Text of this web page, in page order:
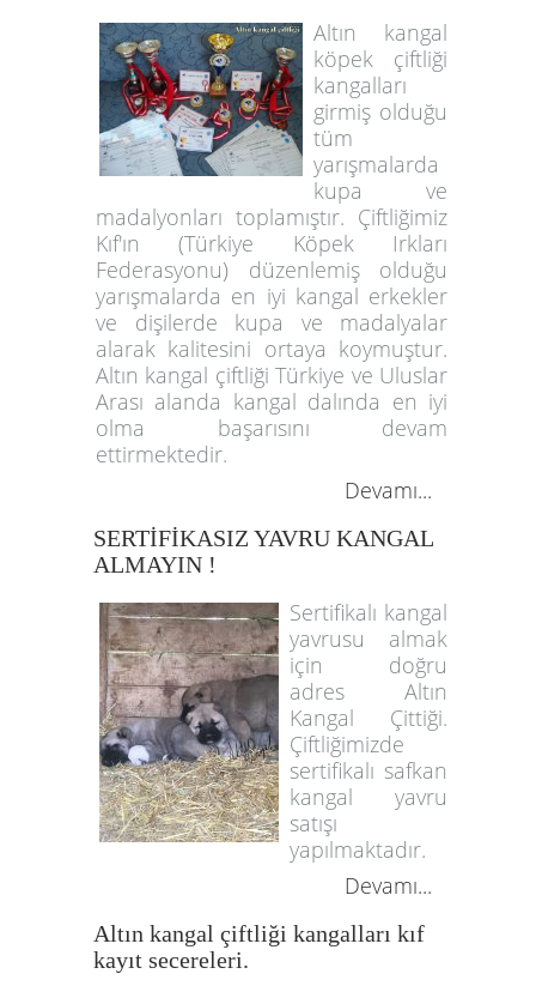
Altın kangal
köpek çiftliği
kangalları
girmiş olduğu
tüm
yarışmalarda
kupa ve
madalyonları toplamıştır. Çiftliğimiz
Kıf'ın (Türkiye Köpek Irkları
Federasyonu) düzenlemiş olduğu
yarışmalarda en iyi kangal erkekler
ve dişilerde kupa ve madalyalar
alarak kalitesini ortaya koymuştur.
Altın kangal çiftliği Türkiye ve Uluslar
Arası alanda kangal dalında en iyi
olma başarısını devam
ettirmektedir.
Devamı...
SERTİFİKASIZ YAVRU KANGAL
ALMAYIN !
Sertifikalı kangal
yavrusu almak
için doğru
adres Altın
Kangal Çittiği.
Çiftliğimizde
sertifikalı safkan
kangal yavru
satışı
yapılmaktadır.
Devamı...
Altın kangal çiftliği kangalları kıf
kayıt secereleri.